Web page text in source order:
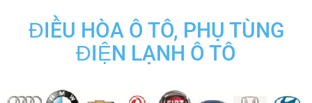
contentĐIỀU HÒA Ô TÔ, PHỤ TÙNG
ĐIỆN LẠNH Ô TÔ